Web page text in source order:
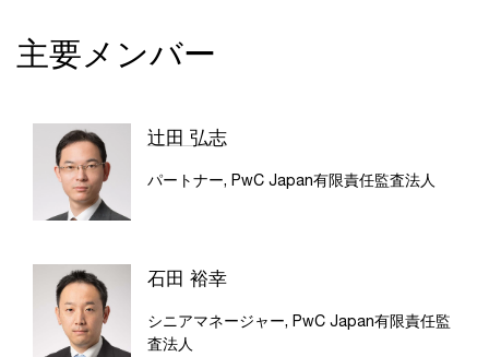
主要メンバー
辻田 弘志
パートナー, PwC Japan有限責任監査法人
石田 裕幸
シニアマネージャー, PwC Japan有限責任監
査法人